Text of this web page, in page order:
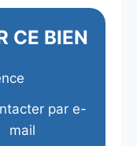
CE BIEN
par e-
mail